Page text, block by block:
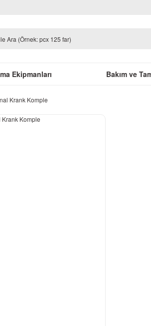
Ekipmanları Bakım ve
Krank Komple